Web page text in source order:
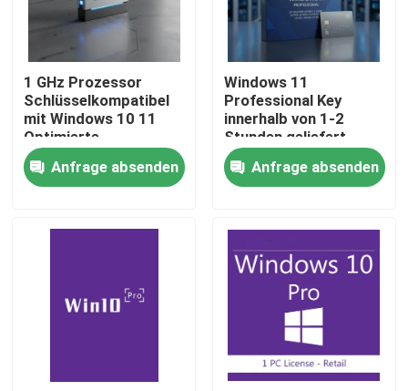
Über uns
1 GHz Prozessor
Schlüsselkompatibel
mit Windows 10 11
Optimierte
Sicherheitsfunktionen
Reibungsloser Betrieb
Geeignet für Profis
Anfrage absenden
Windows 11
Professional Key
innerhalb von 1-2
Stunden geliefert
Sofortige echte
Aktivierung Windows-
Plattform sicherer
Anfrage absenden